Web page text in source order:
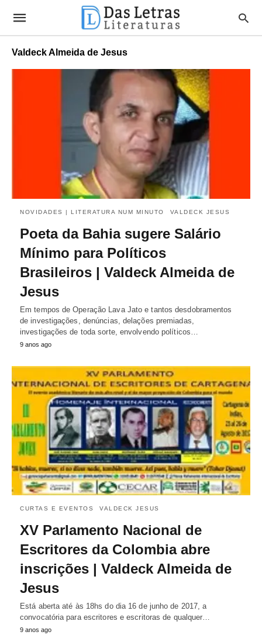
Valdeck Almeida de Jesus
NOVIDADES | LITERATURA NUM MINUTO VALDECK JESUS
Poeta da Bahia sugere Salário
Mínimo para Políticos
Brasileiros | Valdeck Almeida de
Jesus
Em tempos de Operação Lava Jato e tantos desdobramentos
de investigações, denúncias, delações premiadas,
investigações de toda sorte, envolvendo políticos…
9 anos ago
CURTAS E EVENTOS VALDECK JESUS
XV Parlamento Nacional de
Escritores da Colombia abre
inscrições | Valdeck Almeida de
Jesus
Está aberta até às 18hs do dia 16 de junho de 2017, a
convocatória para escritores e escritoras de qualquer…
9 anos ago